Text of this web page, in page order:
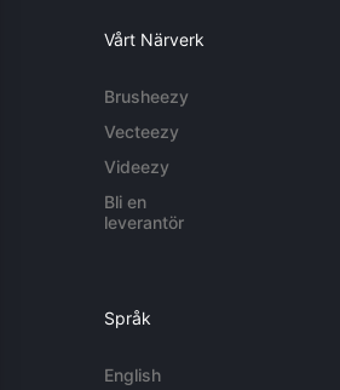
Vårt Närverk
Brusheezy
Vecteezy
Videezy
Bli en
leverantör
Språk
English